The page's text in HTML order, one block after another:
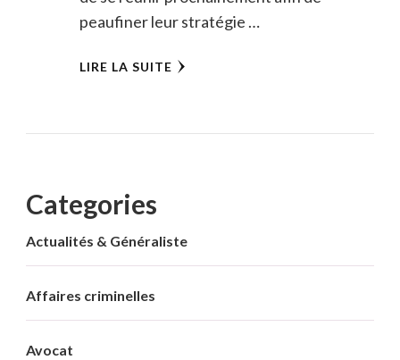
peaufiner leur stratégie …
LIRE LA SUITE
Categories
Actualités & Généraliste
Affaires criminelles
Avocat